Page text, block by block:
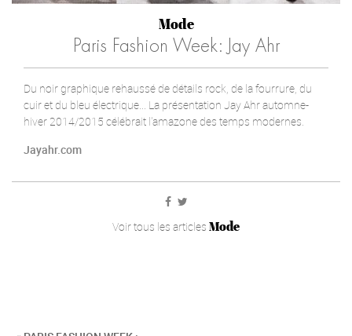
Mode
Paris Fashion Week: Jay Ahr
Du noir graphique rehaussé de détails rock, de la fourrure, du
cuir et du bleu électrique... La présentation Jay Ahr automne-
hiver 2014/2015 célébrait l'amazone des temps modernes.
Jayahr.com
Voir tous les articles Mode